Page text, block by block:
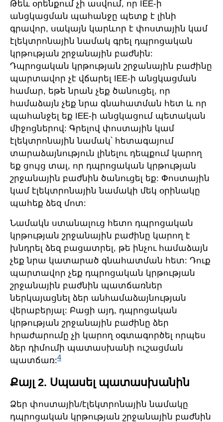
Թեև օրենքում չի ասվում, որ IEE-ի
անցկացման պահանջը պետք է լինի
գրավոր, սակայն կարևոր է փոստային կամ
էլեկտրոնային նամակ գրել դպրոցական
կրթության շրջանային բաժնին:
Դպրոցական կրթության շրջանային բաժինը
պարտավոր չէ վճարել IEE-ի անցկացման
համար, եթե նրան չեք ծանուցել, որ
համաձայն չեք նրա գնահատման հետ և որ
պահանջել եք IEE-ի անցկացում պետական
միջոցներով: Գրելով փոստային կամ
էլեկտրոնային նամակ՝ հետագայում
տարաձայնություն լինելու դեպքում կարող
եք ցույց տալ, որ դպրոցական կրթության
շրջանային բաժնին ծանուցել եք: Փոստային
կամ էլեկտրոնային նամակի մեկ օրինակը
պահեք ձեզ մոտ:
Նամակն ստանալուց հետո դպրոցական
կրթության շրջանային բաժինը կարող է
խնդրել ձեզ բացատրել, թե ինչու համաձայն
չեք նրա կատարած գնահատման հետ: Դուք
պարտավոր չեք դպրոցական կրթության
շրջանային բաժնին պատճառներ
ներկայացնել ձեր անհամաձայնության
վերաբերյալ: Բացի այդ, դպրոցական
կրթության շրջանային բաժինը ձեր
հրաժարումը չի կարող օգտագործել որպես
ձեր դիմումի պատասխանի ուշացման
պատճառ:4
Քայլ 2. Սպասել պատասխանին
Ձեր փոստային/էլեկտրոնային նամակը
դպրոցական կրթության շրջանային բաժնին